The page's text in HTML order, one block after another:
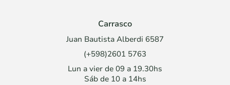
Carrasco
Juan Bautista Alberdi 6587
(+598)2601 5763
Lun a vier de 09 a 19.30hs
Sáb de 10 a 14hs